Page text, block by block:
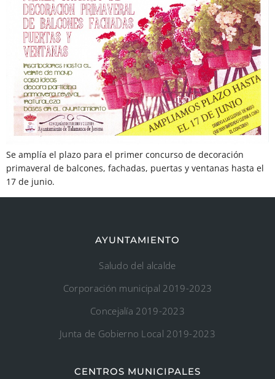
Se amplía el plazo para el primer concurso de decoración
primaveral de balcones, fachadas, puertas y ventanas hasta el
17 de junio.
AYUNTAMIENTO
Saludo del alcalde
Corporación municipal 2019-2023
Concejalía 2019-2023
Junta de Gobierno Local 2019-2023
CENTROS MUNICIPALES